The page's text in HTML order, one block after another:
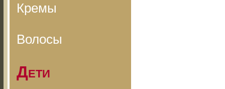
Кремы
Волосы
Дети